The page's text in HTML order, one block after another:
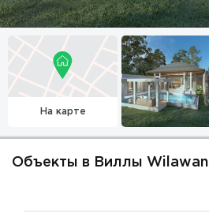
На карте
Объекты в Виллы Wilawan